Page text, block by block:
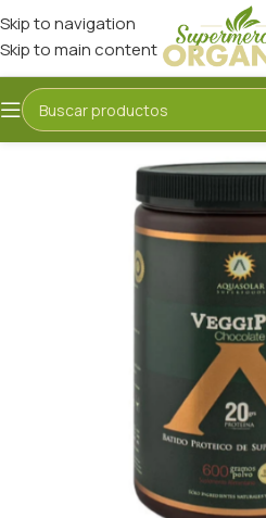
Skip to navigation
Skip to main content